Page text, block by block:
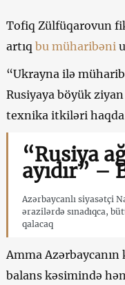
Tofiq Zülfüqarovun
artıq bu müharibəni
“Ukrayna ilə
Rusiyaya böyük
texnika itkiləri haqda
“Rusiya
ayıdır” –
Azərbaycanlı siyasətçi
ərazilərdə sınadıqca,
qalacaq
Amma
balans kəsimində